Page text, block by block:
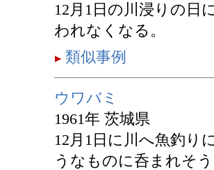
12月1日の川浸りの日
われなくなる。
類似事例
ウワバミ
1961年 茨城県
12月1日に川へ魚釣り
うなものに呑まれそ